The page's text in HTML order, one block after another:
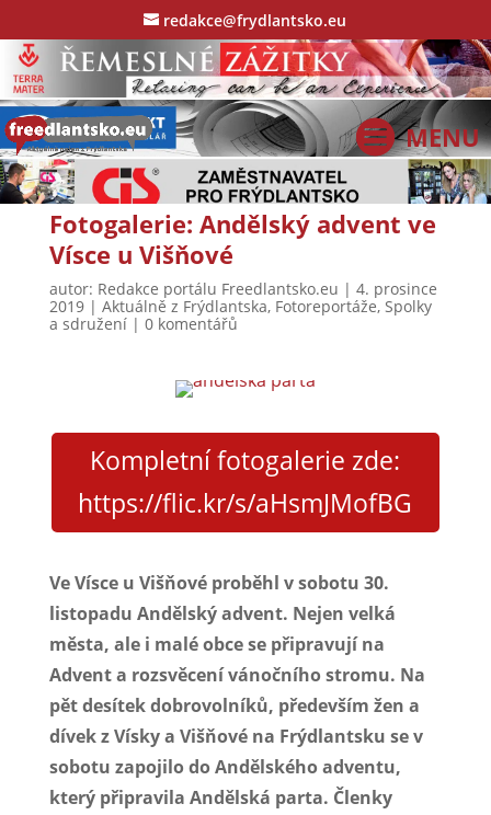
redakce@frydlantsko.eu
Fotogalerie: Andělský advent ve
Vísce u Višňové
autor: Redakce portálu Freedlantsko.eu | 4. prosince
2019| Aktuálně z Frýdlantska, Fotoreportáže, Spolky
a sdružení| 0 komentářů
Kompletní fotogalerie zde:
https://flic.kr/s/aHsmJMofBG
Ve Vísce u Višňové proběhl v sobotu 30.
listopadu Andělský advent. Nejen velká
města, ale i malé obce se připravují na
Advent a rozsvěcení vánočního stromu. Na
pět desítek dobrovolníků, především žen a
dívek z Vísky a Višňové na Frýdlantsku se v
sobotu zapojilo do Andělského adventu,
který připravila Andělská parta. Členky